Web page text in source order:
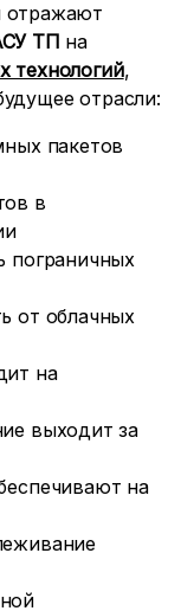
отражают
ТП на
технологий,
отрасли:
пакетов
в
пограничных
от облачных
на
выходит за
на